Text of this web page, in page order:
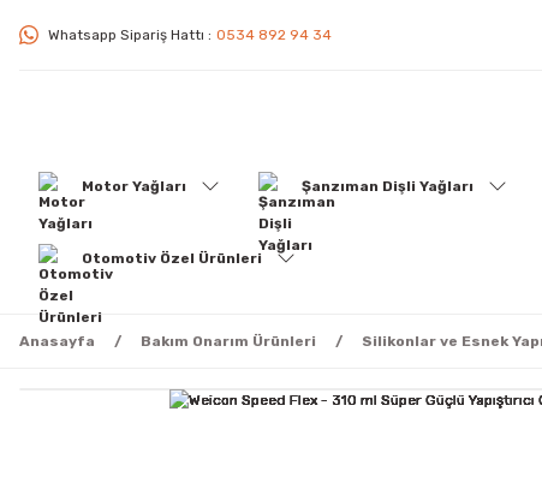
Whatsapp Sipariş Hattı : 0534 892 94 34
Motor Yağları Şanzıman Dişli Yağları
Otomotiv Özel Ürünleri
Anasayfa Bakım Onarım Ürünleri Silikonlar ve Esnek